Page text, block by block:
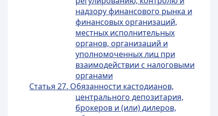
надзору финансового рынка и
финансовых организаций,
местных исполнительных
органов, организаций и
уполномоченных лиц при
взаимодействии с налоговыми
органами
Статья 27. Обязанности кастодианов,
центрального депозитария,
брокеров и (или) дилеров,